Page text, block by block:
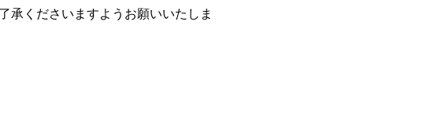
承くださいますようお願いいたしま